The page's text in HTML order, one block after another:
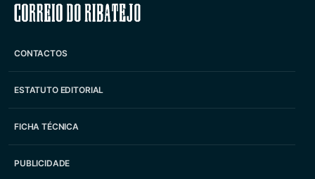
Correio do Ribatejo
CONTACTOS
ESTATUTO EDITORIAL
FICHA TÉCNICA
PUBLICIDADE